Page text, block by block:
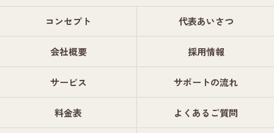
コンセプト 代表あいさつ
会社概要 採用情報
サービス サポートの流れ
料金表 よくあるご質問